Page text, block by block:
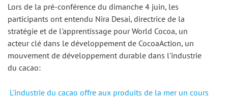
Lors de la pré-conférence du dimanche 4 juin, les
participants ont entendu Nira Desai, directrice de la
stratégie et de l'apprentissage pour World Cocoa, un
acteur clé dans le développement de CocoaAction, un
mouvement de développement durable dans l'industrie
du cacao:
L'industrie du cacao offre aux produits de la mer un cours